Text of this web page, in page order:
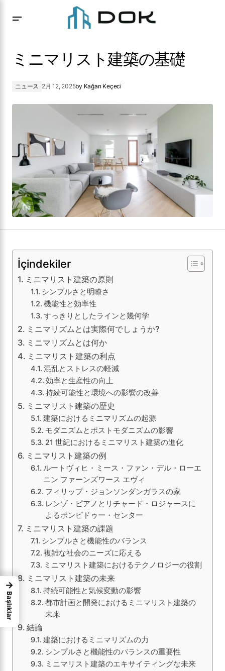
ミニマリスト建築の基礎
ニュース 2月 12, 2025by Kağan Keçeci
İçindekiler
ミニマリスト建築の原則
シンプルさと明瞭さ
機能性と効率性
すっきりとしたラインと幾何学
ミニマリズムとは実際何でしょうか?
ミニマリズムとは何か
ミニマリスト建築の利点
混乱とストレスの軽減
効率と生産性の向上
持続可能性と環境への影響の改善
ミニマリスト建築の歴史
建築におけるミニマリズムの起源
モダニズムとポストモダニズムの影響
21 世紀におけるミニマリスト建築の進化
ミニマリスト建築の例
ルートヴィヒ・ミース・ファン・デル・ローエ
ニン ファーンズワース エヴィ
フィリップ・ジョンソンダンガラスの家
レンゾ・ピアノとリチャード・ロジャースに
よるポンピドゥー・センター
ミニマリスト建築の課題
シンプルさと機能性のバランス
複雑な社会のニーズに応える
ミニマリスト建築におけるテクノロジーの役割
ミニマリスト建築の未来
持続可能性と気候変動の影響
都市計画と開発におけるミニマリスト建築の
未来
結論
建築におけるミニマリズムの力
シンプルさと機能性のバランスの重要性
ミニマリスト建築のエキサイティングな未来
→
Başlıklar